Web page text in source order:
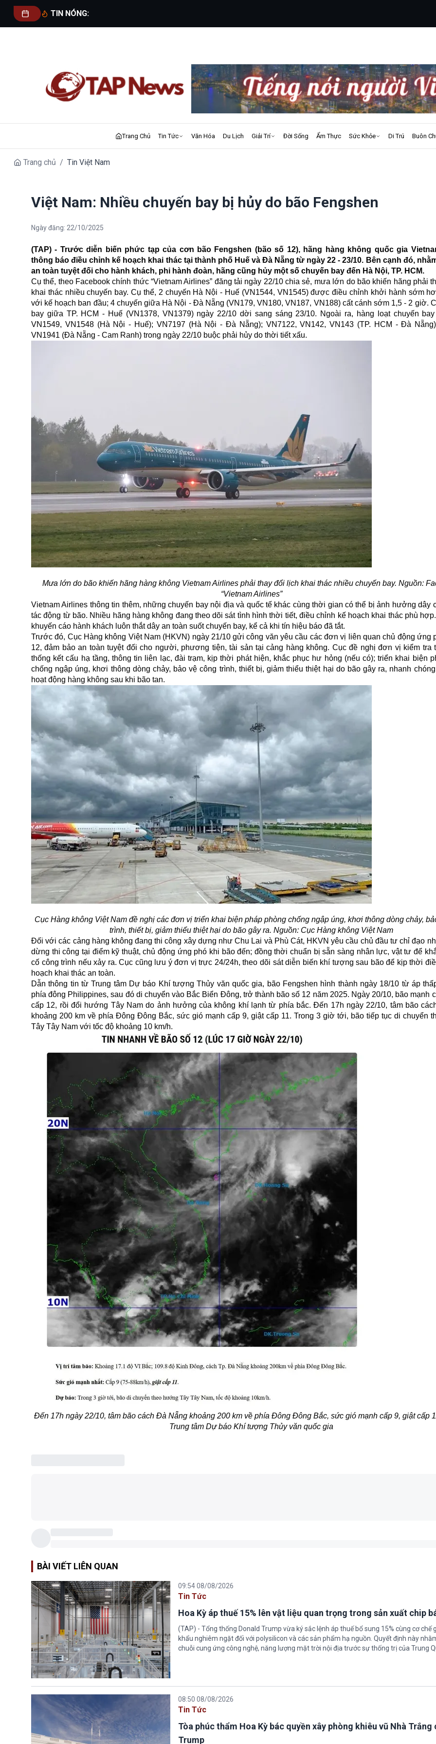
TIN NÓNG:
Trang Chủ Tin Tức Văn Hóa Du Lịch Giải Trí Đời Sống Ẩm Thực Sức Khỏe Di Trú Buôn
Trang chủ / Tin Việt Nam
Việt Nam: Nhiều chuyến bay bị hủy do bão Fengshen
Ngày đăng: 22/10/2025
(TAP) - Trước diễn biến phức tạp của cơn bão Fengshen (bão số 12), hãng hàng không quốc gia
thông báo điều chỉnh kế hoạch khai thác tại thành phố Huế và Đà Nẵng từ ngày 22 - 23/10. Bên cạnh đó,
an toàn tuyệt đối cho hành khách, phi hành đoàn, hãng cũng hủy một số chuyến bay đến Hà Nội, TP. HCM.
Cụ thể, theo Facebook chính thức “Vietnam Airlines” đăng tải ngày 22/10 chia sẻ, mưa lớn do bão khiến hãng phải
khai thác nhiều chuyến bay. Cụ thể, 2 chuyến Hà Nội - Huế (VN1544, VN1545) được điều chỉnh khởi hành sớm
với kế hoạch ban đầu; 4 chuyến giữa Hà Nội - Đà Nẵng (VN179, VN180, VN187, VN188) cất cánh sớm 1,5 - 2 giờ.
bay giữa TP. HCM - Huế (VN1378, VN1379) ngày 22/10 dời sang sáng 23/10. Ngoài ra, hàng loạt chuyến
VN1549, VN1548 (Hà Nội - Huế); VN7197 (Hà Nội - Đà Nẵng); VN7122, VN142, VN143 (TP. HCM - Đà
VN1941 (Đà Nẵng - Cam Ranh) trong ngày 22/10 buộc phải hủy do thời tiết xấu.
Mưa lớn do bão khiến hãng hàng không Vietnam Airlines phải thay đổi lịch khai thác nhiều chuyến bay. Nguồn:
“Vietnam Airlines”
Vietnam Airlines thông tin thêm, những chuyến bay nội địa và quốc tế khác cùng thời gian có thể bị ảnh hưởng dây
tác động từ bão. Nhiều hãng hàng không đang theo dõi sát tình hình thời tiết, điều chỉnh kế hoạch khai thác phù
khuyến cáo hành khách luôn thắt dây an toàn suốt chuyến bay, kể cả khi tín hiệu báo đã tắt.
Trước đó, Cục Hàng không Việt Nam (HKVN) ngày 21/10 gửi công văn yêu cầu các đơn vị liên quan chủ động ứng
12, đảm bảo an toàn tuyệt đối cho người, phương tiện, tài sản tại cảng hàng không. Cục đề nghị đơn vị kiểm tra
thống kết cấu hạ tầng, thông tin liên lạc, đài trạm, kịp thời phát hiện, khắc phục hư hỏng (nếu có); triển khai biện
chống ngập úng, khơi thông dòng chảy, bảo vệ công trình, thiết bị, giảm thiểu thiệt hại do bão gây ra, nhanh
hoạt động hàng không sau khi bão tan.
Cục Hàng không Việt Nam đề nghị các đơn vị triển khai biện pháp phòng chống ngập úng, khơi thông dòng chảy,
trình, thiết bị, giảm thiểu thiệt hại do bão gây ra. Nguồn: Cục Hàng không Việt Nam
Đối với các cảng hàng không đang thi công xây dựng như Chu Lai và Phù Cát, HKVN yêu cầu chủ đầu tư chỉ đạo
dừng thi công tại điểm kỹ thuật, chủ động ứng phó khi bão đến; đồng thời chuẩn bị sẵn sàng nhân lực, vật tư để
cố công trình nếu xảy ra. Cục cũng lưu ý đơn vị trực 24/24h, theo dõi sát diễn biến khí tượng sau bão để kịp thời
hoạch khai thác an toàn.
Dẫn thông tin từ Trung tâm Dự báo Khí tượng Thủy văn quốc gia, bão Fengshen hình thành ngày 18/10 từ áp
phía đông Philippines, sau đó di chuyển vào Bắc Biển Đông, trở thành bão số 12 năm 2025. Ngày 20/10, bão mạnh
cấp 12, rồi đổi hướng Tây Nam do ảnh hưởng của không khí lạnh từ phía bắc. Đến 17h ngày 22/10, tâm bão
khoảng 200 km về phía Đông Đông Bắc, sức gió mạnh cấp 9, giật cấp 11. Trong 3 giờ tới, bão tiếp tục di chuyển
Tây Tây Nam với tốc độ khoảng 10 km/h.
Đến 17h ngày 22/10, tâm bão cách Đà Nẵng khoảng 200 km về phía Đông Đông Bắc, sức gió mạnh cấp 9, giật cấp
Trung tâm Dự báo Khí tượng Thủy văn quốc gia
BÀI VIẾT LIÊN QUAN
09:54 08/08/2026
Tin Tức
Hoa Kỳ áp thuế 15% lên vật liệu quan trọng trong sản xuất chip
(TAP) - Tổng thống Donald Trump vừa ký sắc lệnh áp thuế bổ sung 15% cùng cơ chế
khẩu nghiêm ngặt đối với polysilicon và các sản phẩm hạ nguồn. Quyết định này
chuỗi cung ứng công nghệ, năng lượng mặt trời nội địa trước sự thống trị của Trung
08:50 08/08/2026
Tin Tức
Tòa phúc thẩm Hoa Kỳ bác quyền xây phòng khiêu vũ Nhà Trắng
Trump